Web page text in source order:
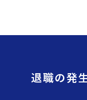
退職の発